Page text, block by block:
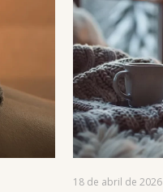
18 de abril de 2026